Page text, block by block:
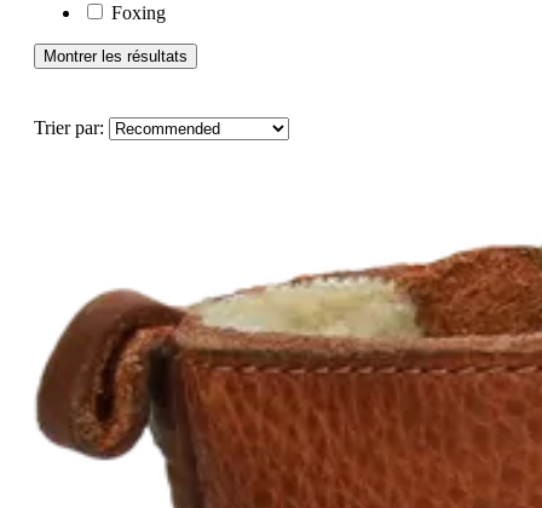
Foxing
Montrer les résultats
Trier par: